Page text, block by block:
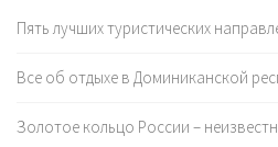
Пять лучших туристических
Все об отдыхе в Доминиканской
Золотое кольцо России –